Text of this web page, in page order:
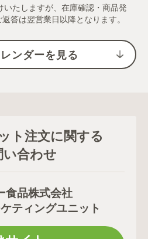
たしますが、在庫確認・商品発
答は翌営業日以降となります。
ンダーを見る
ト注文に関する
い合わせ
食品株式会社
ティングユニット